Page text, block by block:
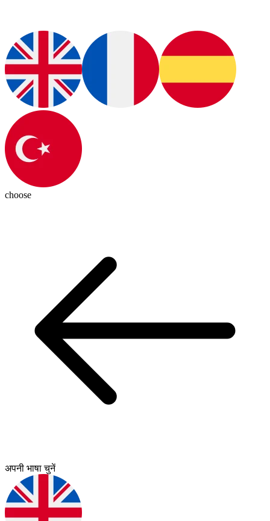
choose
अपनी भाषा चुनें